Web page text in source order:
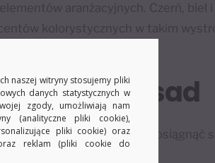
aranżacyjnych. Czerń, biel
kolorystycznych w takim
zasad
które pozwolą Ci osiągnąć
naszej witryny stosujemy pliki
danych statystycznych w
zgody, umożliwiają nam
(analityczne pliki cookie),
pliki cookie) oraz
reklam (pliki cookie do